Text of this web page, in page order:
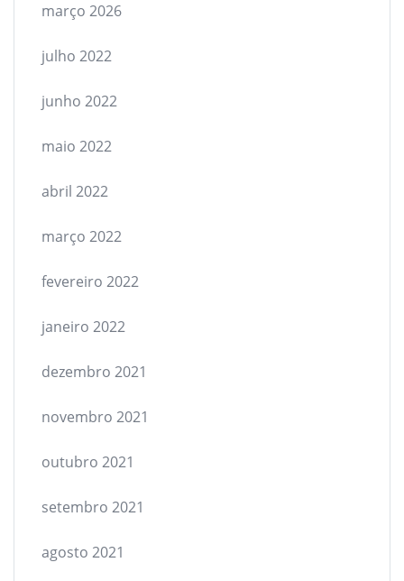
março 2026
julho 2022
junho 2022
maio 2022
abril 2022
março 2022
fevereiro 2022
janeiro 2022
dezembro 2021
novembro 2021
outubro 2021
setembro 2021
agosto 2021